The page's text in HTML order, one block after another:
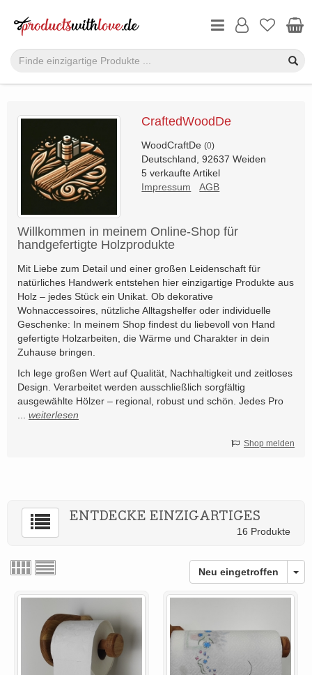
CraftedWoodDe
WoodCraftDe(0)
Deutschland, 92637 Weiden
5 verkaufte Artikel
Impressum
AGB
Willkommen in meinem Online-Shop für
handgefertigte Holzprodukte
Mit Liebe zum Detail und einer großen Leidenschaft für
natürliches Handwerk entstehen hier einzigartige Produkte aus
Holz – jedes Stück ein Unikat. Ob dekorative
Wohnaccessoires, nützliche Alltagshelfer oder individuelle
Geschenke: In meinem Shop findest du liebevoll von Hand
gefertigte Holzarbeiten, die Wärme und Charakter in dein
Zuhause bringen.
Ich lege großen Wert auf Qualität, Nachhaltigkeit und zeitloses
Design. Verarbeitet werden ausschließlich sorgfältig
ausgewählte Hölzer – regional, robust und schön. Jedes Pro
weiterlesen
Shop melden
ENTDECKE EINZIGARTIGES
16 Produkte
Neu eingetroffen